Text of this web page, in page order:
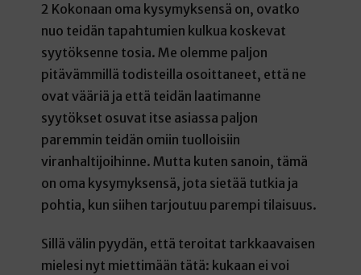
2 Kokonaan oma kysymyksensä on, ovatko
nuo teidän tapahtumien kulkua koskevat
syytöksenne tosia. Me olemme paljon
pitävämmillä todisteilla osoittaneet, että ne
ovat vääriä ja että teidän laatimanne
syytökset osuvat itse asiassa paljon
paremmin teidän omiin tuolloisiin
viranhaltijoihinne. Mutta kuten sanoin, tämä
on oma kysymyksensä, jota sietää tutkia ja
pohtia, kun siihen tarjoutuu parempi tilaisuus.
Sillä välin pyydän, että teroitat tarkkaavaisen
mielesi nyt miettimään tätä: kukaan ei voi